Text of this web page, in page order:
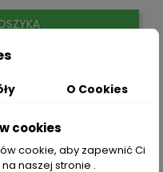
O Cookies
cookies
cookie, aby zapewnić Ci
naszej stronie .